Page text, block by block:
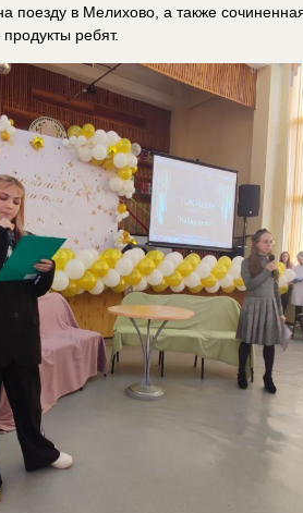
поезду в Мелихово, а также
ребят.​